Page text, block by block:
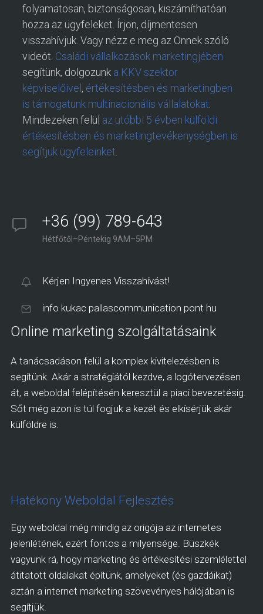
folyamatosan, biztonságosan, kiszámíthatóan
hozza az ügyfeleket. Írjon, díjmentesen
visszahívjuk. Vagy nézz e meg az Önnek szóló
videót. Családi vállalkozások marketingjében
segítünk, dolgozunk a KKV szektor
képviselőivel , értékesítésben és marketingben
is támogatunk multinacionális vállalatokat.
Mindezeken felül az utóbbi 5 évben külföldi
értékesítésben és marketingtevékenységben is
segítjük ügyfeleinket.
+36 (99) 789-643
Hétfőtől–Péntekig 9AM–5PM
Kérjen Ingyenes Visszahívást!
info kukac pallascommunication pont hu
Online marketing szolgáltatásaink
A tanácsadáson felül a komplex kivitelezésben is
segítünk. Akár a stratégiától kezdve, a logótervezésen
át, a weboldal felépítésén keresztül a piaci bevezetésig.
Sőt még azon is túl fogjuk a kezét és elkísérjük akár
külföldre is.
Hatékony Weboldal Fejlesztés
Egy weboldal még mindig az origója az internetes
jelenlétének, ezért fontos a milyensége. Büszkék
vagyunk rá, hogy marketing és értékesítési szemlélettel
átitatott oldalakat építünk, amelyeket (és gazdáikat)
aztán a internet marketing szövevényes hálójában is
segítjük.